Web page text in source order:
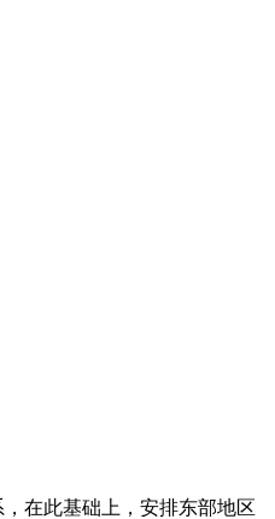
在此基础上，安排东部地区